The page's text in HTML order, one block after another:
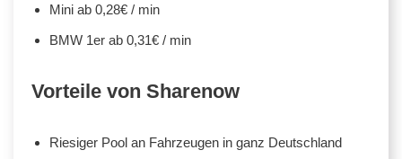
Mini ab 0,28€ / min
BMW 1er ab 0,31€ / min
Vorteile von Sharenow
Riesiger Pool an Fahrzeugen in ganz Deutschland